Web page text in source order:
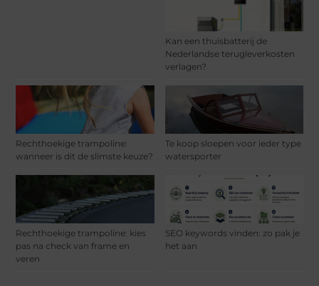
Kan een thuisbatterij de
Nederlandse terugleverkosten
verlagen?
Rechthoekige trampoline:
wanneer is dit de slimste keuze?
Te koop sloepen voor ieder type
watersporter
Rechthoekige trampoline: kies
pas na check van frame en
veren
SEO keywords vinden: zo pak je
het aan